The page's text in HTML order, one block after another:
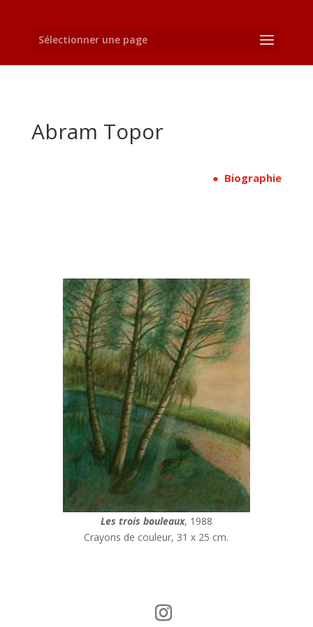
Sélectionner une page
Abram Topor
● Biographie
Les trois bouleaux, 1988
Crayons de couleur, 31 x 25 cm.